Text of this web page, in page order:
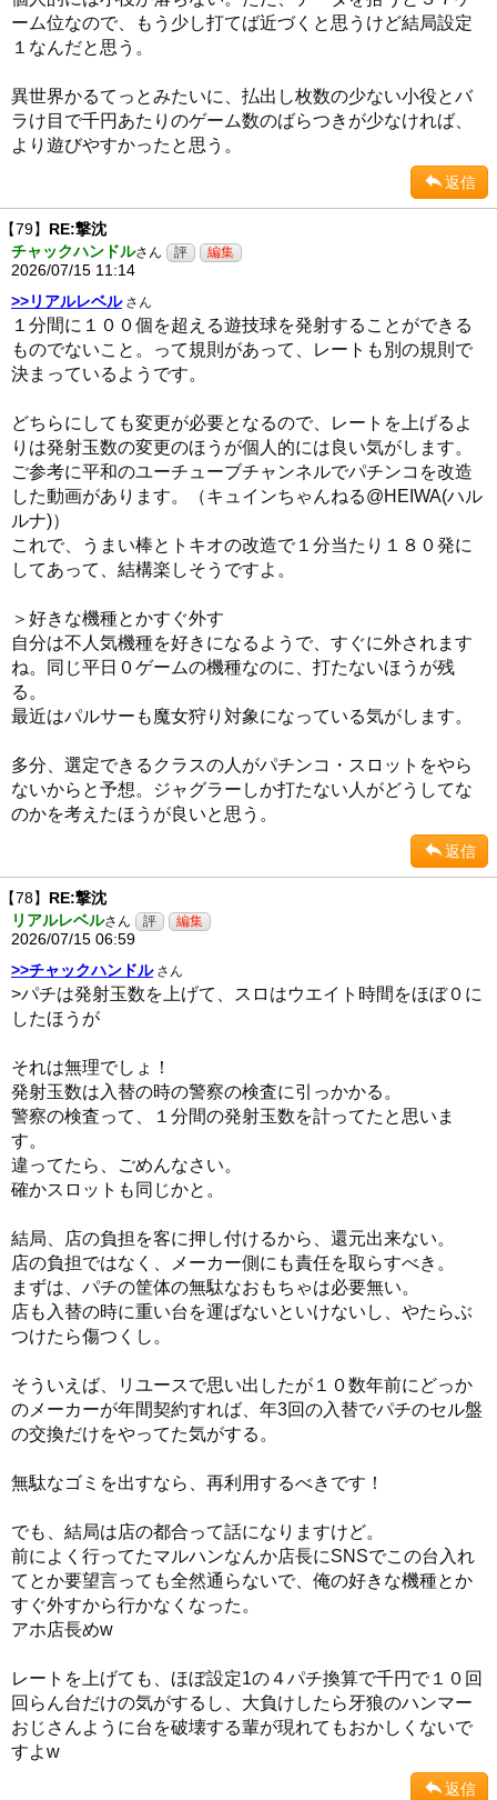
ーム位なので、もう少し打てば近づくと思うけど結局設定
１なんだと思う。
異世界かるてっとみたいに、払出し枚数の少ない小役とバ
ラけ目で千円あたりのゲーム数のばらつきが少なければ、
より遊びやすかったと思う。
返信
【79】 RE:撃沈
チャックハンドルさん
2026/07/15 11:14
>>リアルレベルさん
１分間に１００個を超える遊技球を発射することができる
ものでないこと。って規則があって、レートも別の規則で
決まっているようです。
どちらにしても変更が必要となるので、レートを上げるよ
りは発射玉数の変更のほうが個人的には良い気がします。
ご参考に平和のユーチューブチャンネルでパチンコを改造
した動画があります。（キュインちゃんねる@HEIWA(ハル
ルナ)）
これで、うまい棒とトキオの改造で１分当たり１８０発に
してあって、結構楽しそうですよ。
＞好きな機種とかすぐ外す
自分は不人気機種を好きになるようで、すぐに外されます
ね。同じ平日０ゲームの機種なのに、打たないほうが残
る。
最近はパルサーも魔女狩り対象になっている気がします。
多分、選定できるクラスの人がパチンコ・スロットをやら
ないからと予想。ジャグラーしか打たない人がどうしてな
のかを考えたほうが良いと思う。
返信
【78】 RE:撃沈
リアルレベルさん
2026/07/15 06:59
>>チャックハンドルさん
>パチは発射玉数を上げて、スロはウエイト時間をほぼ０に
したほうが
それは無理でしょ！
発射玉数は入替の時の警察の検査に引っかかる。
警察の検査って、１分間の発射玉数を計ってたと思いま
す。
違ってたら、ごめんなさい。
確かスロットも同じかと。
結局、店の負担を客に押し付けるから、還元出来ない。
店の負担ではなく、メーカー側にも責任を取らすべき。
まずは、パチの筐体の無駄なおもちゃは必要無い。
店も入替の時に重い台を運ばないといけないし、やたらぶ
つけたら傷つくし。
そういえば、リユースで思い出したが１０数年前にどっか
のメーカーが年間契約すれば、年3回の入替でパチのセル盤
の交換だけをやってた気がする。
無駄なゴミを出すなら、再利用するべきです！
でも、結局は店の都合って話になりますけど。
前によく行ってたマルハンなんか店長にSNSでこの台入れ
てとか要望言っても全然通らないで、俺の好きな機種とか
すぐ外すから行かなくなった。
アホ店長めw
レートを上げても、ほぼ設定1の４パチ換算で千円で１０回
回らん台だけの気がするし、大負けしたら牙狼のハンマー
おじさんように台を破壊する輩が現れてもおかしくないで
すよw
返信